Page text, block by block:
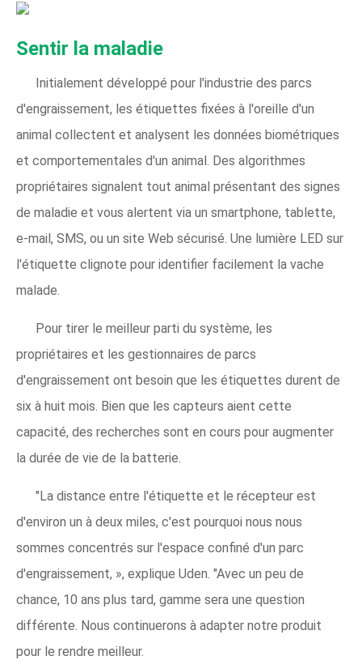
Sentir la maladie
Initialement développé pour l'industrie des parcs
d'engraissement, les étiquettes fixées à l'oreille d'un
animal collectent et analysent les données biométriques
et comportementales d'un animal. Des algorithmes
propriétaires signalent tout animal présentant des signes
de maladie et vous alertent via un smartphone, tablette,
e-mail, SMS, ou un site Web sécurisé. Une lumière LED sur
l'étiquette clignote pour identifier facilement la vache
malade.
Pour tirer le meilleur parti du système, les
propriétaires et les gestionnaires de parcs
d'engraissement ont besoin que les étiquettes durent de
six à huit mois. Bien que les capteurs aient cette
capacité, des recherches sont en cours pour augmenter
la durée de vie de la batterie.
"La distance entre l'étiquette et le récepteur est
d'environ un à deux miles, c'est pourquoi nous nous
sommes concentrés sur l'espace confiné d'un parc
d'engraissement, », explique Uden. "Avec un peu de
chance, 10 ans plus tard, gamme sera une question
différente. Nous continuerons à adapter notre produit
pour le rendre meilleur.